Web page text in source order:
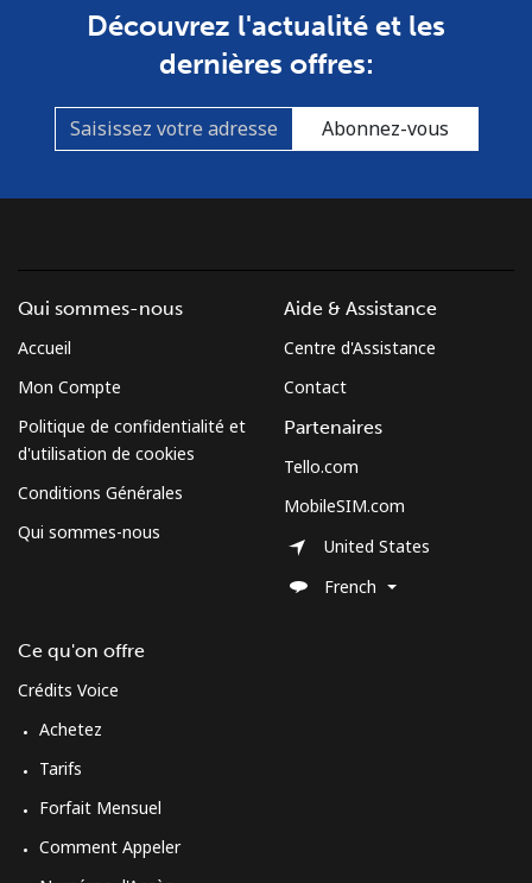
Découvrez l'actualité et les
dernières offres:
Abonnez-vous
Qui sommes-nous
Accueil
Mon Compte
Politique de confidentialité et
d'utilisation de cookies
Conditions Générales
Qui sommes-nous
Ce qu'on offre
Crédits Voice
Achetez
Tarifs
Forfait Mensuel
Comment Appeler
Aide & Assistance
Centre d'Assistance
Contact
Partenaires
Tello.com
MobileSIM.com
United States
French